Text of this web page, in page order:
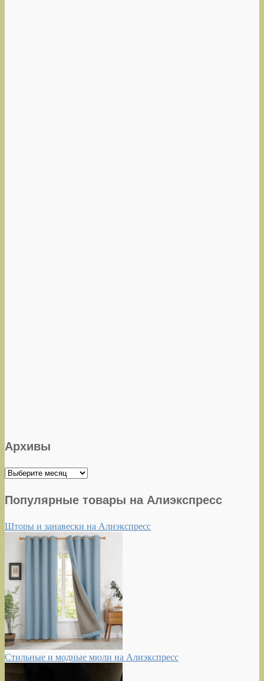
Архивы
Архивы
Популярные товары на Алиэкспресс
Шторы и занавески на Алиэкспресс
Стильные и модные мюли на Алиэкспресс